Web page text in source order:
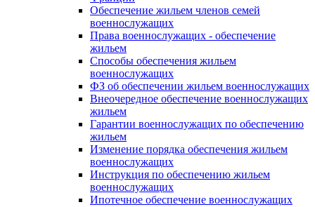
Обеспечение жильем членов семей
военнослужащих
Права военнослужащих - обеспечение
жильем
Способы обеспечения жильем
военнослужащих
ФЗ об обеспечении жильем военнослужащих
Внеочередное обеспечение военнослужащих
жильем
Гарантии военнослужащих по обеспечению
жильем
Изменение порядка обеспечения жильем
военнослужащих
Инструкция по обеспечению жильем
военнослужащих
Ипотечное обеспечение военнослужащих